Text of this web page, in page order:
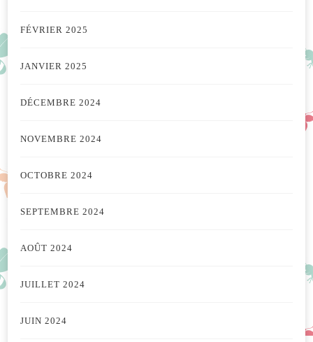
FÉVRIER 2025
JANVIER 2025
DÉCEMBRE 2024
NOVEMBRE 2024
OCTOBRE 2024
SEPTEMBRE 2024
AOÛT 2024
JUILLET 2024
JUIN 2024